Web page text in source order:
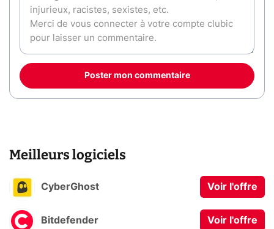
Poster mon commentaire
Meilleurs logiciels
CyberGhost Voir l'offre
Bitdefender Voir l'offre